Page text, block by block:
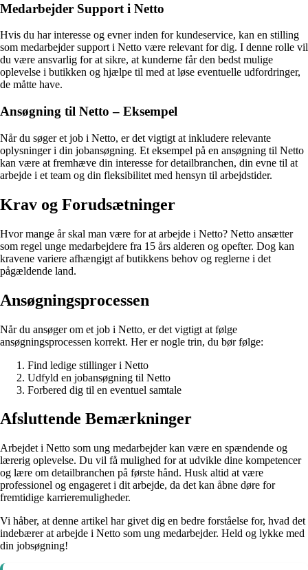
Medarbejder Support i Netto
Hvis du har interesse og evner inden for kundeservice, kan en stilling
som medarbejder support i Netto være relevant for dig. I denne rolle vil
du være ansvarlig for at sikre, at kunderne får den bedst mulige
oplevelse i butikken og hjælpe til med at løse eventuelle udfordringer,
de måtte have.
Ansøgning til Netto – Eksempel
Når du søger et job i Netto, er det vigtigt at inkludere relevante
oplysninger i din jobansøgning. Et eksempel på en ansøgning til Netto
kan være at fremhæve din interesse for detailbranchen, din evne til at
arbejde i et team og din fleksibilitet med hensyn til arbejdstider.
Krav og Forudsætninger
Hvor mange år skal man være for at arbejde i Netto? Netto ansætter
som regel unge medarbejdere fra 15 års alderen og opefter. Dog kan
kravene variere afhængigt af butikkens behov og reglerne i det
pågældende land.
Ansøgningsprocessen
Når du ansøger om et job i Netto, er det vigtigt at følge
ansøgningsprocessen korrekt. Her er nogle trin, du bør følge:
Find ledige stillinger i Netto
Udfyld en jobansøgning til Netto
Forbered dig til en eventuel samtale
Afsluttende Bemærkninger
Arbejdet i Netto som ung medarbejder kan være en spændende og
lærerig oplevelse. Du vil få mulighed for at udvikle dine kompetencer
og lære om detailbranchen på første hånd. Husk altid at være
professionel og engageret i dit arbejde, da det kan åbne døre for
fremtidige karrieremuligheder.
Vi håber, at denne artikel har givet dig en bedre forståelse for, hvad det
indebærer at arbejde i Netto som ung medarbejder. Held og lykke med
din jobsøgning!